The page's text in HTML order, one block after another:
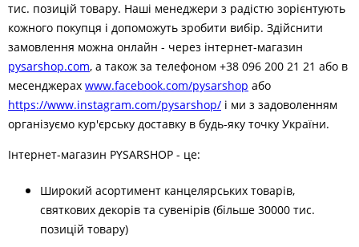
тис. позицій товару. Наші менеджери з радістю зорієнтують
кожного покупця і допоможуть зробити вибір. Здійснити
замовлення можна онлайн - через інтернет-магазин
pysarshop.com, а також за телефоном +38 096 200 21 21 або в
месенджерах www.facebook.com/pysarshop або
https://www.instagram.com/pysarshop/ і ми з задоволенням
організуємо кур'єрську доставку в будь-яку точку України.
Інтернет-магазин PYSARSHOP - це:
Широкий асортимент канцелярських товарів,
святкових декорів та сувенірів (більше 30000 тис.
позицій товару)